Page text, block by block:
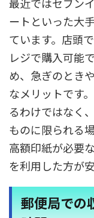
ートといった大
ています。店頭
レジで購入可能
め、急ぎのとき
なメリットです
るわけではなく
ものに限られる
高額印紙が必要
を利用した方が安
郵便局での